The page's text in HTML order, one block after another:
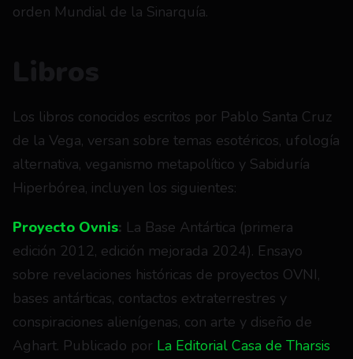
orden Mundial de la Sinarquía.
Los libros conocidos escritos por Pablo Santa Cruz
de la Vega, versan sobre temas esotéricos, ufología
alternativa, veganismo metapolítico y Sabiduría
Hiperbórea, incluyen los siguientes:
Proyecto Ovnis: La Base Antártica (primera
edición 2012, edición mejorada 2024). Ensayo
sobre revelaciones históricas de proyectos OVNI,
bases antárticas, contactos extraterrestres y
conspiraciones alienígenas, con arte y diseño de
Aghart. Publicado por La Editorial Casa de Tharsis